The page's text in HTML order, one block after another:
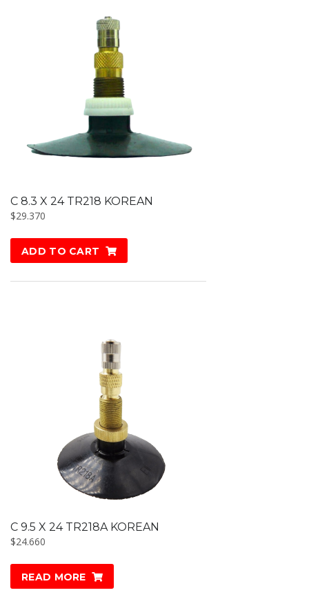
C 8.3 X 24 TR218 KOREAN
$29.370
ADD TO CART
C 9.5 X 24 TR218A KOREAN
$24.660
READ MORE